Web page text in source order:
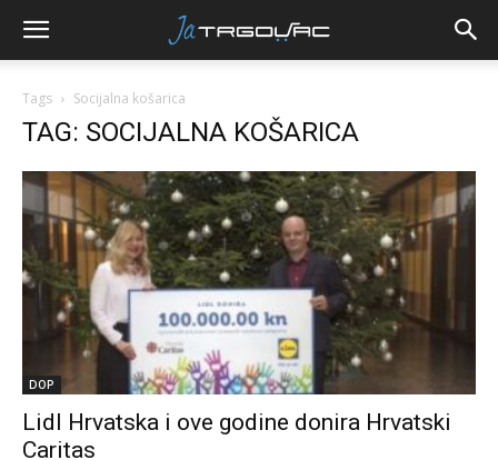
Tags Socijalna košarica
TAG: SOCIJALNA KOŠARICA
DOP
Lidl Hrvatska i ove godine donira Hrvatski
Caritas